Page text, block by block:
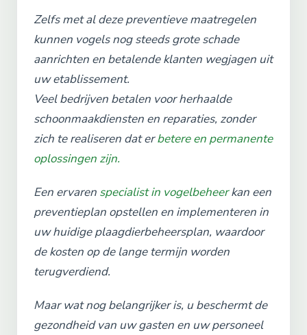
Zelfs met al deze preventieve maatregelen
kunnen vogels nog steeds grote schade
aanrichten en betalende klanten wegjagen uit
uw etablissement.
Veel bedrijven betalen voor herhaalde
schoonmaakdiensten en reparaties, zonder
zich te realiseren dat erbetere en permanente
oplossingen zijn.
Een ervaren specialist in vogelbeheerkan een
preventieplan opstellen en implementeren in
uw huidige plaagdierbeheersplan, waardoor
de kosten op de lange termijn worden
terugverdiend.
Maar wat nog belangrijker is, u beschermt de
gezondheid van uw gasten en uw personeel